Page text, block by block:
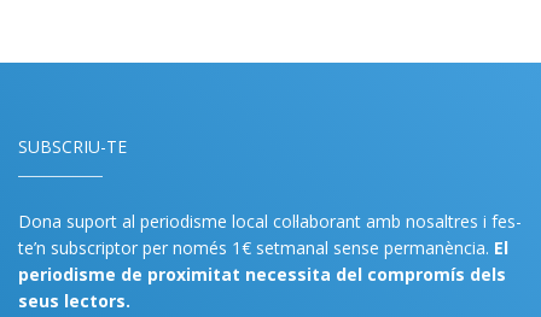
SUBSCRIU-TE
Dona suport al periodisme local col·laborant amb nosaltres i fes-
te’n subscriptor per només 1€ setmanal sense permanència. El
periodisme de proximitat necessita del compromís dels
seus lectors.